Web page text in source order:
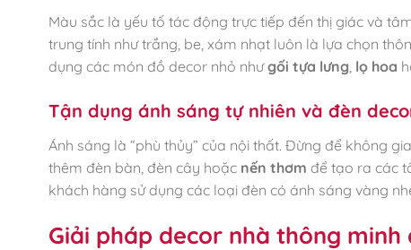
Màu sắc là yếu tố tác động trực tiếp đến thị giác và
trung tính như trắng, be, xám nhạt luôn là lựa chọn
dụng các món đồ decor nhỏ nhưgối tựa lưng, lọ hoa
Tận dụng ánh sáng tự nhiên và đèn
Ánh sáng là “phù thủy” của nội thất. Đừng để không
thêm đèn bàn, đèn cây hoặc nến thơm để tạo ra các
khách hàng sử dụng các loại đèn có ánh sáng vàng
Giải pháp decor nhà thông